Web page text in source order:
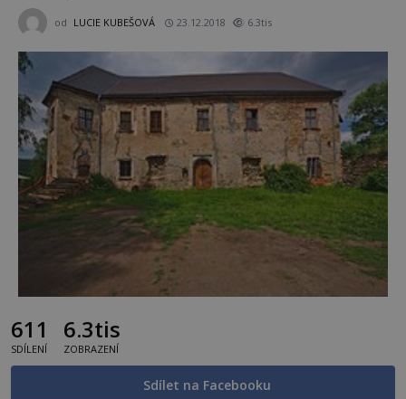
od LUCIE KUBEŠOVÁ 23.12.2018 6.3tis
611
SDÍLENÍ
6.3tis
ZOBRAZENÍ
Sdílet na Facebooku